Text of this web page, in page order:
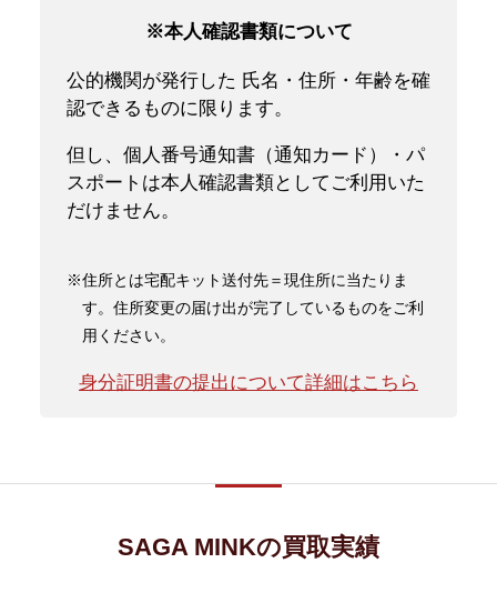
※本人確認書類について
公的機関が発行した 氏名・住所・年齢を確
認できるものに限ります。
但し、個人番号通知書（通知カード）・パ
スポートは本人確認書類としてご利用いた
だけません。
※住所とは宅配キット送付先＝現住所に当たりま
す。住所変更の届け出が完了しているものをご利
用ください。
身分証明書の提出について詳細はこちら
SAGA MINKの買取実績